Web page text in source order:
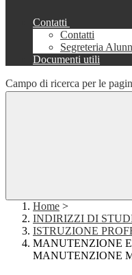
Contatti
Contatti
Segreteria
Documenti utili
Campo di ricerca per le
Home >
INDIRIZZI DI
ISTRUZIONE
MANUTENZIONE
MANUTENZIONE